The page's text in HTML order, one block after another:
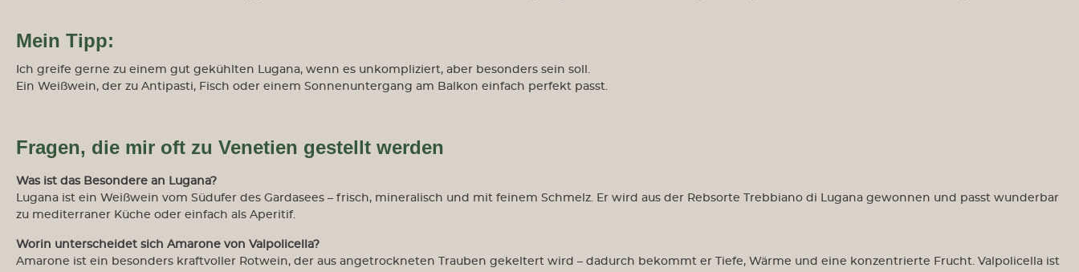
Mein Tipp:
Ich greife gerne zu einem gut gekühlten Lugana, wenn es unkompliziert, aber besonders sein soll.
Ein Weißwein, der zu Antipasti, Fisch oder einem Sonnenuntergang am Balkon einfach perfekt passt.
Fragen, die mir oft zu Venetien gestellt werden
Was ist das Besondere an Lugana?
Lugana ist ein Weißwein vom Südufer des Gardasees – frisch, mineralisch und mit feinem Schmelz. Er wird aus der Rebsorte Trebbiano di Lugana gewonnen und passt wunderbar
zu mediterraner Küche oder einfach als Aperitif.
Worin unterscheidet sich Amarone von Valpolicella?
Amarone ist ein besonders kraftvoller Rotwein, der aus angetrockneten Trauben gekeltert wird – dadurch bekommt er Tiefe, Wärme und eine konzentrierte Frucht. Valpolicella ist